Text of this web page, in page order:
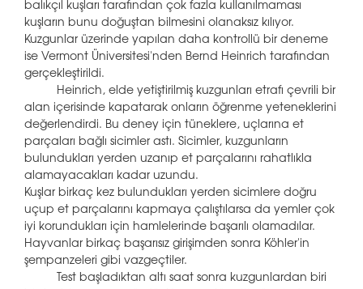
balıkçıl kuşları tarafından çok fazla kullanılmaması
kuşların bunu doğuştan bilmesini olanaksız kılıyor.
Kuzgunlar üzerinde yapılan daha kontrollü bir deneme
ise Vermont Üniversitesi'nden Bernd Heinrich tarafından
gerçekleştirildi.
Heinrich, elde yetiştirilmiş kuzgunları etrafı çevrili bir
alan içerisinde kapatarak onların öğrenme yeteneklerini
değerlendirdi. Bu deney için tüneklere, uçlarına et
parçaları bağlı sicimler astı. Sicimler, kuzgunların
bulundukları yerden uzanıp et parçalarını rahatlıkla
alamayacakları kadar uzundu.
Kuşlar birkaç kez bulundukları yerden sicimlere doğru
uçup et parçalarını kapmaya çalıştılarsa da yemler çok
iyi korundukları için hamlelerinde başarılı olamadılar.
Hayvanlar birkaç başarısız girişimden sonra Köhler'in
şempanzeleri gibi vazgeçtiler.
Test başladıktan altı saat sonra kuzgunlardan biri